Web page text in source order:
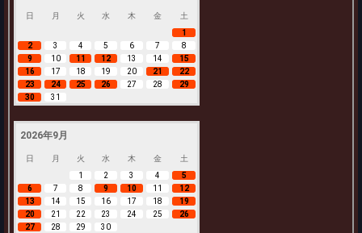
日 月 火 水 木 金
土
1
2
3 4 5 6 7
8
9
10 11 12 13 14
15
16
17 18 19 20 21
22
23
24 25 26 27 28
29
30
31
2026年9月
日 月 火 水 木 金
土
1
2 3 4
5
6
7 8 9 10 11
12
13
14 15 16 17 18
19
20
21 22 23 24 25
26
27
28 29 30